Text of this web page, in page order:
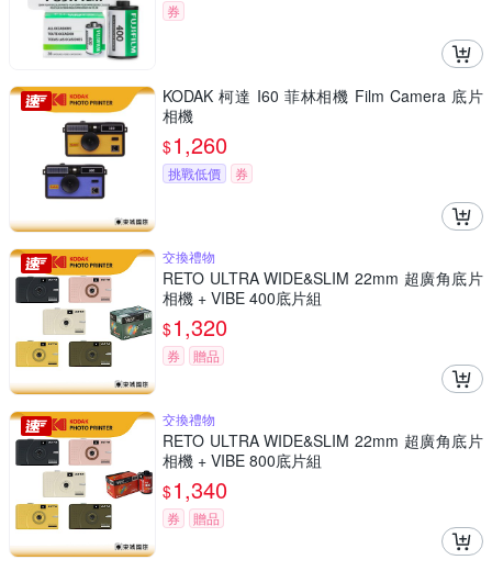
券
KODAK 柯達 I60 菲林相機 Film Camera 底片
相機
$1,260
挑戰低價 券
交換禮物
RETO ULTRA WIDE&SLIM 22mm 超廣角底片
相機 + VIBE 400底片組
$1,320
券 贈品
交換禮物
RETO ULTRA WIDE&SLIM 22mm 超廣角底片
相機 + VIBE 800底片組
$1,340
券 贈品